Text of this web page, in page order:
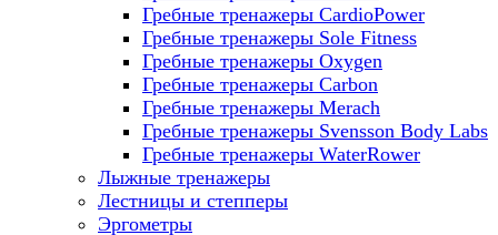
Гребные тренажеры CardioPower
Гребные тренажеры Sole Fitness
Гребные тренажеры Oxygen
Гребные тренажеры Carbon
Гребные тренажеры Merach
Гребные тренажеры Svensson Body Labs
Гребные тренажеры WaterRower
Лыжные тренажеры
Лестницы и степперы
Эргометры